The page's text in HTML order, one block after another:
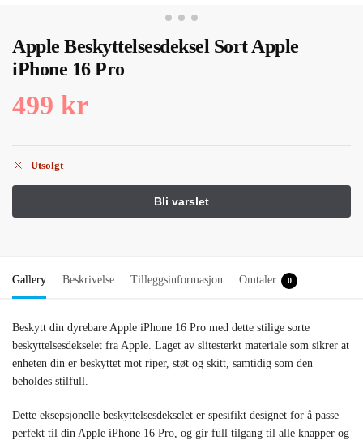
Apple Beskyttelsesdeksel Sort Apple
iPhone 16 Pro
499 kr
Utsolgt
Gallery Beskrivelse Tilleggsinformasjon Omtaler 0
Beskytt din dyrebare Apple iPhone 16 Pro med dette stilige sorte
beskyttelsesdekselet fra Apple. Laget av slitesterkt materiale som sikrer at
enheten din er beskyttet mot riper, støt og skitt, samtidig som den
beholdes stilfull.
Dette eksepsjonelle beskyttelsesdekselet er spesifikt designet for å passe
perfekt til din Apple iPhone 16 Pro, og gir full tilgang til alle knapper og